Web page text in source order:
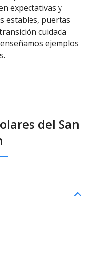
expectativas y
estables, puertas
cuidada
ejemplos
del San